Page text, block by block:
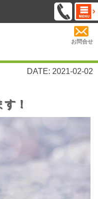
お問合せ
DATE: 2021-02-02
！